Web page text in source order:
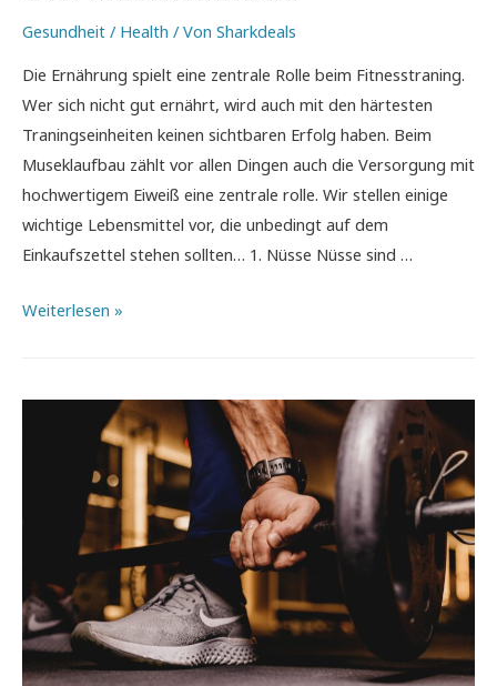
Gesundheit / Health / Von Sharkdeals
Die Ernährung spielt eine zentrale Rolle beim Fitnesstraning.
Wer sich nicht gut ernährt, wird auch mit den härtesten
Traningseinheiten keinen sichtbaren Erfolg haben. Beim
Museklaufbau zählt vor allen Dingen auch die Versorgung mit
hochwertigem Eiweiß eine zentrale rolle. Wir stellen einige
wichtige Lebensmittel vor, die unbedingt auf dem
Einkaufszettel stehen sollten… 1. Nüsse Nüsse sind …
Die
für
Weiterlesen »